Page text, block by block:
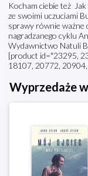
Kocham ciebie też
ze swoimi uczuciami
sprawy równie ważne
nagradzanego cyklu
Wydawnictwo Natuli
[product id="23295,
18107, 20772,
Wyprzedaże